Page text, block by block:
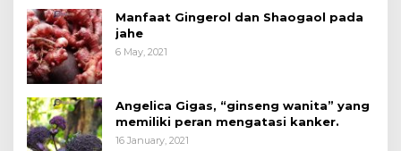
Manfaat Gingerol dan Shaogaol pada
jahe
6 May, 2021
Angelica Gigas, “ginseng wanita” yang
memiliki peran mengatasi kanker.
16 January, 2021